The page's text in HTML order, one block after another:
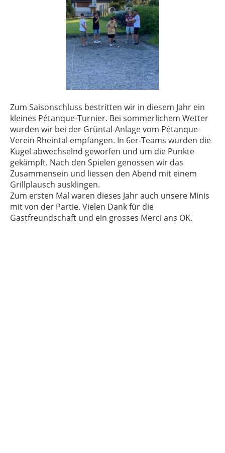
Zum Saisonschluss bestritten wir in diesem Jahr ein
kleines Pétanque-Turnier. Bei sommerlichem Wetter
wurden wir bei der Grüntal-Anlage vom Pétanque-
Verein Rheintal empfangen. In 6er-Teams wurden die
Kugel abwechselnd geworfen und um die Punkte
gekämpft. Nach den Spielen genossen wir das
Zusammensein und liessen den Abend mit einem
Grillplausch ausklingen.
Zum ersten Mal waren dieses Jahr auch unsere Minis
mit von der Partie. Vielen Dank für die
Gastfreundschaft und ein grosses Merci ans OK.